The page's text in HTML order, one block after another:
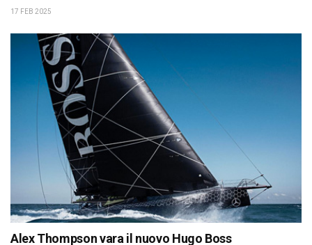
17 FEB 2025
Alex Thompson vara il nuovo Hugo Boss